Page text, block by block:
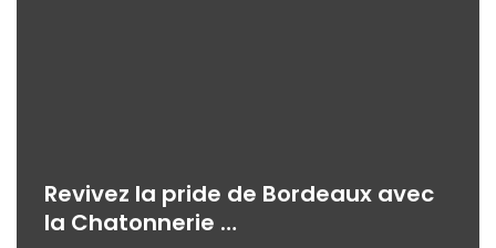
Revivez la pride de Bordeaux avec
la Chatonnerie …